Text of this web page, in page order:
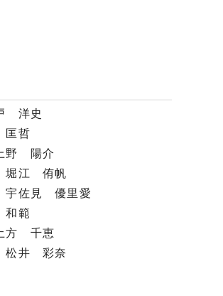
史
哲
介
帆
愛
範
恵
奈